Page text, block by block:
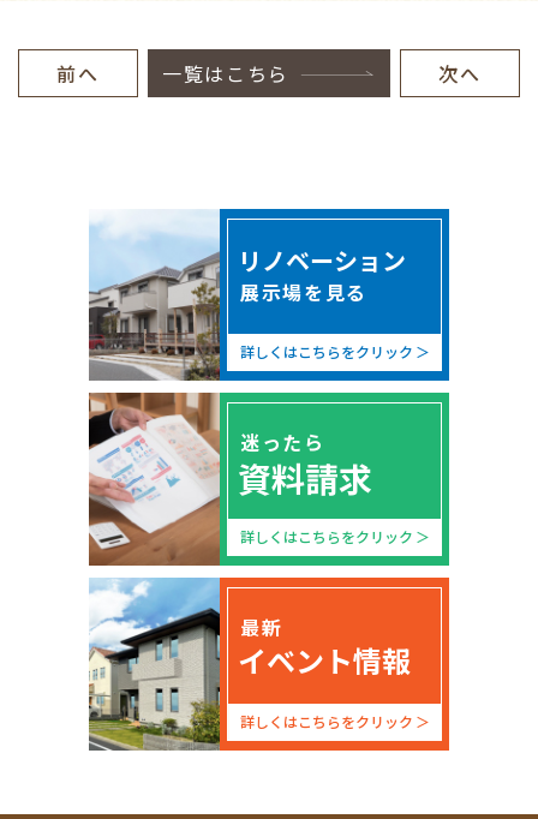
前へ 一覧はこちら 次へ
リノベーション
展示場を見る
詳しくはこちらをクリック
迷ったら
資料請求
詳しくはこちらをクリック
最新
イベント情報
詳しくはこちらをクリック